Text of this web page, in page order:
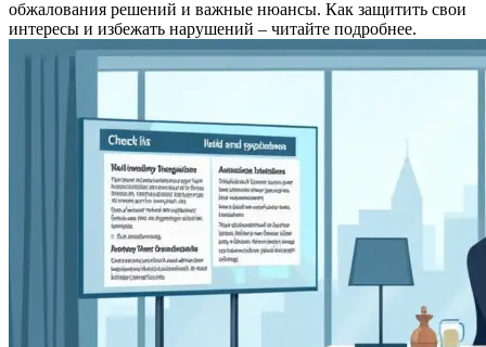
обжалования решений и важные нюансы. Как защитить свои
интересы и избежать нарушений – читайте подробнее.